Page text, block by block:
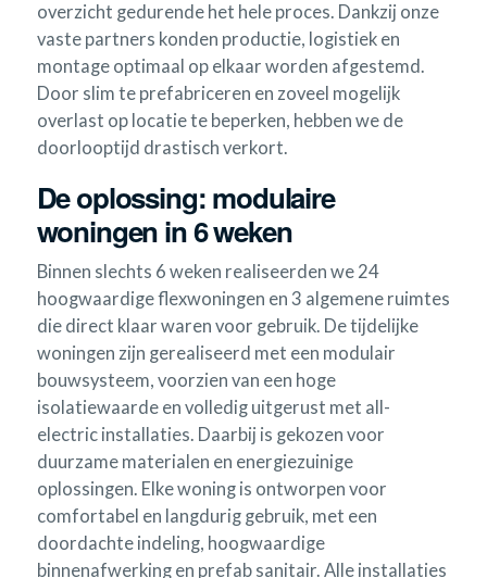
overzicht gedurende het hele proces. Dankzij onze
vaste partners konden productie, logistiek en
montage optimaal op elkaar worden afgestemd.
Door slim te prefabriceren en zoveel mogelijk
overlast op locatie te beperken, hebben we de
doorlooptijd drastisch verkort.
De oplossing: modulaire
woningen in 6 weken
Binnen slechts 6 weken realiseerden we 24
hoogwaardige flexwoningen en 3 algemene ruimtes
die direct klaar waren voor gebruik. De tijdelijke
woningen zijn gerealiseerd met een modulair
bouwsysteem, voorzien van een hoge
isolatiewaarde en volledig uitgerust met all-
electric installaties. Daarbij is gekozen voor
duurzame materialen en energiezuinige
oplossingen. Elke woning is ontworpen voor
comfortabel en langdurig gebruik, met een
doordachte indeling, hoogwaardige
binnenafwerking en prefab sanitair. Alle installaties